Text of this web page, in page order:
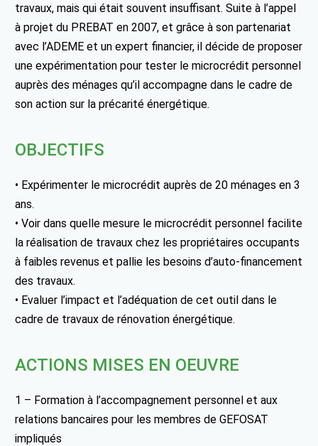
travaux, mais qui était souvent insuffisant. Suite à l’appel
à projet du PREBAT en 2007, et grâce à son partenariat
avec l’ADEME et un expert financier, il décide de proposer
une expérimentation pour tester le microcrédit personnel
auprès des ménages qu’il accompagne dans le cadre de
son action sur la précarité énergétique.
OBJECTIFS
• Expérimenter le microcrédit auprès de 20 ménages en 3
ans.
• Voir dans quelle mesure le microcrédit personnel facilite
la réalisation de travaux chez les propriétaires occupants
à faibles revenus et pallie les besoins d’auto-financement
des travaux.
• Evaluer l’impact et l’adéquation de cet outil dans le
cadre de travaux de rénovation énergétique.
ACTIONS MISES EN OEUVRE
1 – Formation à l’accompagnement personnel et aux
relations bancaires pour les membres de GEFOSAT
impliqués